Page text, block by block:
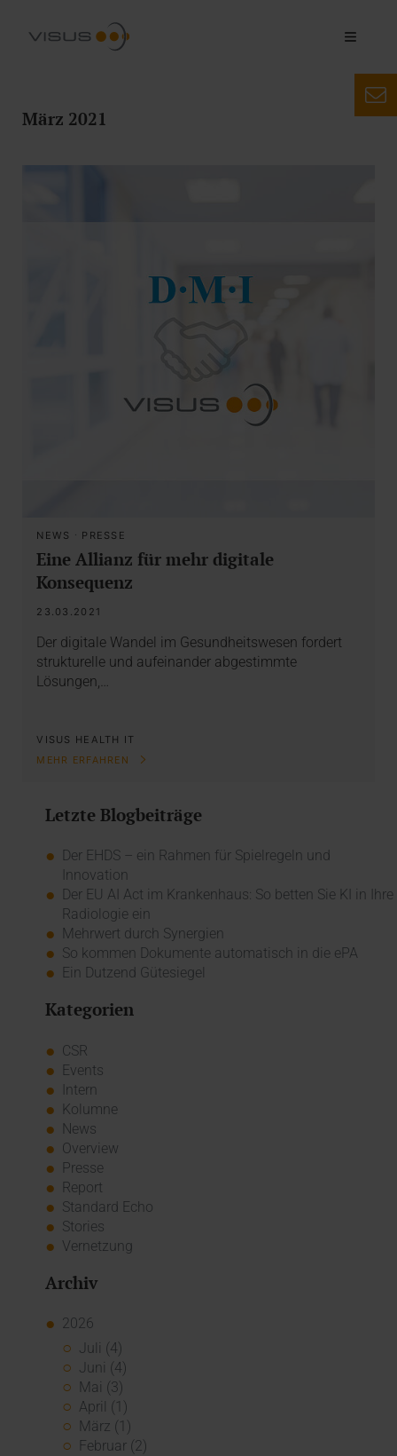
März 2021
NEWS · PRESSE
Eine Allianz für mehr digitale
Konsequenz
23.03.2021
Der digitale Wandel im Gesundheitswesen fordert
strukturelle und aufeinander abgestimmte
Lösungen,…
VISUS HEALTH IT
MEHR ERFAHREN
Letzte Blogbeiträge
Der EHDS – ein Rahmen für Spielregeln und
Innovation
Der EU AI Act im Krankenhaus: So betten Sie KI in Ihre
Radiologie ein
Mehrwert durch Synergien
So kommen Dokumente automatisch in die ePA
Ein Dutzend Gütesiegel
Kategorien
CSR
Events
Intern
Kolumne
News
Overview
Presse
Report
Standard Echo
Stories
Vernetzung
Archiv
2026
Juli (4)
Juni (4)
Mai (3)
April (1)
März (1)
Februar (2)